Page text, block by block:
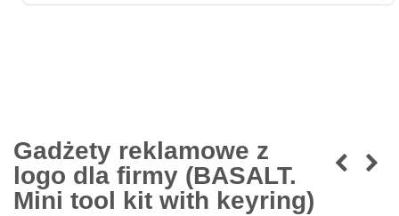
Gadżety reklamowe z
logo dla firmy (BASALT.
Mini tool kit with keyring)